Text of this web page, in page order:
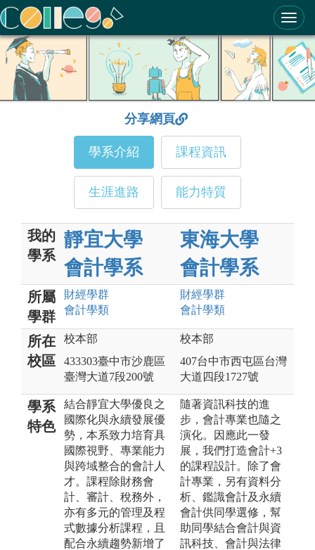
ColleGo! 大學選才與高中育才輔助系統
分享網頁
學系介紹 課程資訊
生涯進路 能力特質
我的
學系
靜宜大學
會計學系
東海大學
會計學系
所屬
學群
財經學群
會計學類
財經學群
會計學類
所在
校區
校本部
433303臺中市沙鹿區
臺灣大道7段200號
校本部
407台中市西屯區台灣
大道四段1727號
學系
特色
結合靜宜大學優良之
國際化與永續發展優
勢，本系致力培育具
國際視野、專業能力
與跨域整合的會計人
才。課程除財務會
計、審計、稅務外，
亦有多元的管理及程
式數據分析課程，且
配合永續趨勢新增了
隨著資訊科技的進
步，會計專業也隨之
演化。因應此一發
展，我們打造會計+3
的課程設計。除了會
計專業，另有資料分
析、鑑識會計及永續
會計供同學選修，幫
助同學結合會計與資
訊科技、會計與法律